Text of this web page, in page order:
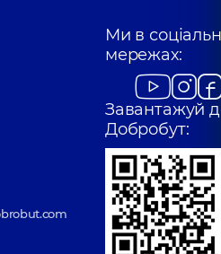
Ми в
мережах:
Завантажуй
Добробут: